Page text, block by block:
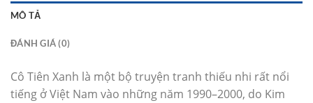
MÔ TẢ
ĐÁNH GIÁ (0)
Cô Tiên Xanh là một bộ truyện tranh thiếu nhi rất nổi
tiếng ở Việt Nam vào những năm 1990–2000, do Kim